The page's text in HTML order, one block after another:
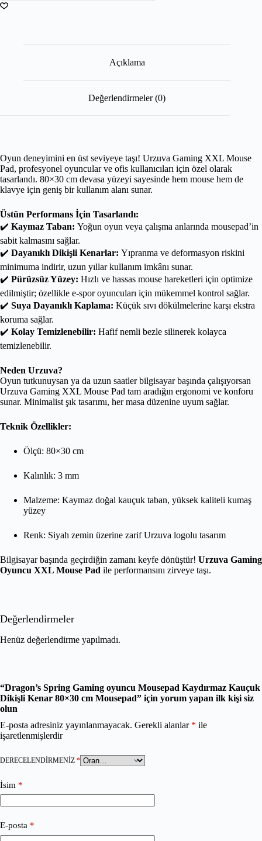
Açıklama
Değerlendirmeler (0)
Oyun deneyimini en üst seviyeye taşı! Urzuva Gaming XXL Mouse
Pad, profesyonel oyuncular ve ofis kullanıcıları için özel olarak
tasarlandı. 80×30 cm devasa yüzeyi sayesinde hem mouse hem de
klavye için geniş bir kullanım alanı sunar.
Üstün Performans İçin Tasarlandı:
✔️ Kaymaz Taban: Yoğun oyun veya çalışma anlarında mousepad’in
sabit kalmasını sağlar.
✔️ Dayanıklı Dikişli Kenarlar: Yıpranma ve deformasyon riskini
minimuma indirir, uzun yıllar kullanım imkânı sunar.
✔️ Pürüzsüz Yüzey: Hızlı ve hassas mouse hareketleri için optimize
edilmiştir; özellikle e-spor oyuncuları için mükemmel kontrol sağlar.
✔️ Suya Dayanıklı Kaplama: Küçük sıvı dökülmelerine karşı ekstra
koruma sağlar.
✔️ Kolay Temizlenebilir: Hafif nemli bezle silinerek kolayca
temizlenebilir.
Neden Urzuva?
Oyun tutkunuysan ya da uzun saatler bilgisayar başında çalışıyorsan
Urzuva Gaming XXL Mouse Pad tam aradığın ergonomi ve konforu
sunar. Minimalist şık tasarımı, her masa düzenine uyum sağlar.
Teknik Özellikler:
Ölçü: 80×30 cm
Kalınlık: 3 mm
Malzeme: Kaymaz doğal kauçuk taban, yüksek kaliteli kumaş
yüzey
Renk: Siyah zemin üzerine zarif Urzuva logolu tasarım
Bilgisayar başında geçirdiğin zamanı keyfe dönüştür! Urzuva Gaming
Oyuncu XXL Mouse Pad ile performansını zirveye taşı.
Değerlendirmeler
Henüz değerlendirme yapılmadı.
“Dragon’s Spring Gaming oyuncu Mousepad Kaydırmaz Kauçuk
Dikişli Kenar 80×30 cm Mousepad” için yorum yapan ilk kişi siz
olun
E-posta adresiniz yayınlanmayacak. Gerekli alanlar * ile
işaretlenmişlerdir
DERECELENDIRMENIZ *
İsim *
E-posta *